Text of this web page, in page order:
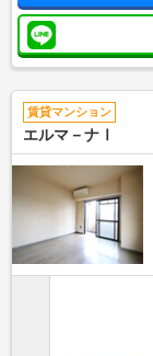
賃貸マンション
エルマ－ナⅠ